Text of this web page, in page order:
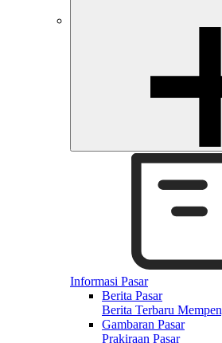
Informasi Pasar
Berita Pasar
Berita Terbaru
Gambaran Pasar
Prakiraan Pasar